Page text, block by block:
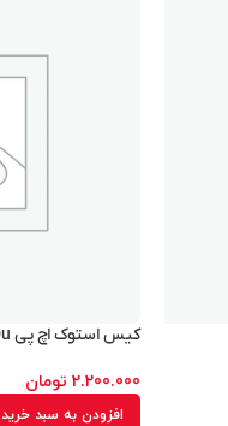
کیس استوک اچ پی HP Compaq ۸۰۰۰-Core۲ Du
2.200.000 تومان
افزودن به سبد خرید